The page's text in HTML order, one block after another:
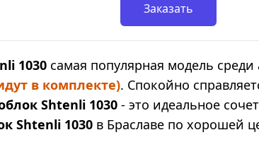
Заказать
1030 самая популярная модель
в комплекте). Спокойно
Shtenli 1030 - это идеальное
Shtenli 1030 в Браславе по хорошей